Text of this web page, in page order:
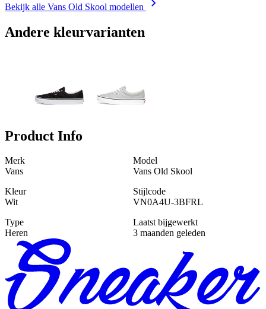
Bekijk alle Vans Old Skool modellen
Andere kleurvarianten
Product Info
Merk
Vans
Model
Vans Old Skool
Kleur
Wit
Stijlcode
VN0A4U-3BFRL
Type
Heren
Laatst bijgewerkt
3 maanden geleden